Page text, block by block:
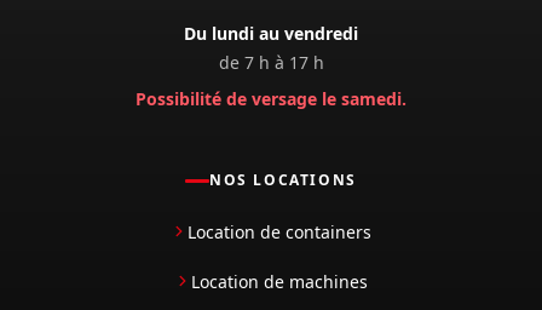
NOS LOCATIONS
Location de containers
Location de machines
Du lundi au vendredi
de 7 h à 17 h
Possibilité de versage le samedi.